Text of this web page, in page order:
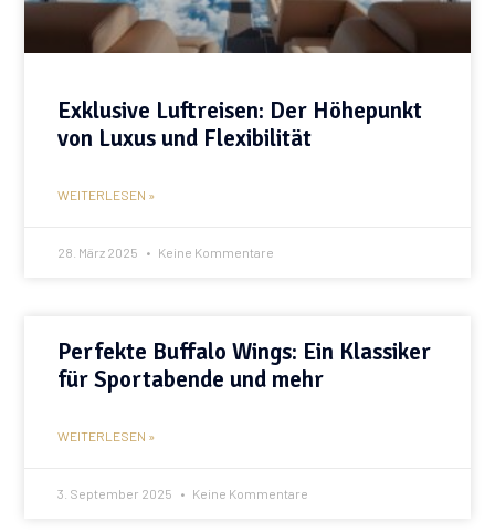
Exklusive Luftreisen: Der Höhepunkt
von Luxus und Flexibilität
WEITERLESEN »
28. März 2025 Keine Kommentare
Perfekte Buffalo Wings: Ein Klassiker
für Sportabende und mehr
WEITERLESEN »
3. September 2025 Keine Kommentare